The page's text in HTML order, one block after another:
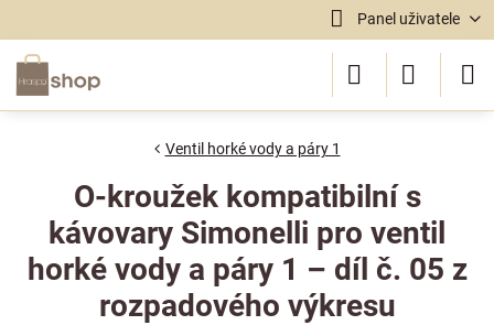
Panel uživatele
Ventil horké vody a páry 1
O-kroužek kompatibilní s
kávovary Simonelli pro ventil
horké vody a páry 1 – díl č. 05 z
rozpadového výkresu